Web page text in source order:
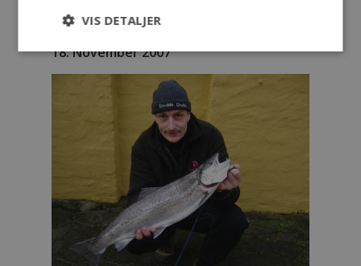
Kyst
18. November 2007
VIS DETALJER